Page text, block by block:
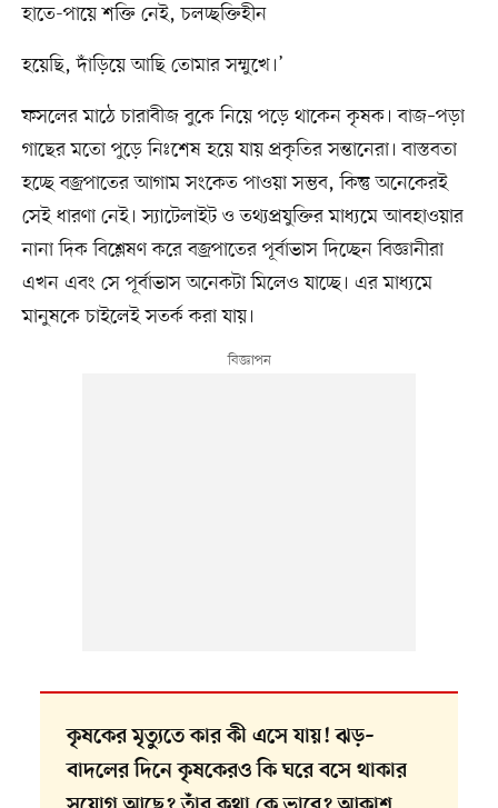
হাতে-পায়ে শক্তি নেই, চলচ্ছক্তিহীন
হয়েছি, দাঁড়িয়ে আছি তোমার সম্মুখে।’
ফসলের মাঠে চারাবীজ বুকে নিয়ে পড়ে থাকেন কৃষক। বাজ–পড়া
গাছের মতো পুড়ে নিঃশেষ হয়ে যায় প্রকৃতির সন্তানেরা। বাস্তবতা
হচ্ছে বজ্রপাতের আগাম সংকেত পাওয়া সম্ভব, কিন্তু অনেকেরই
সেই ধারণা নেই। স্যাটেলাইট ও তথ্যপ্রযুক্তির মাধ্যমে আবহাওয়ার
নানা দিক বিশ্লেষণ করে বজ্রপাতের পূর্বাভাস দিচ্ছেন বিজ্ঞানীরা
এখন এবং সে পূর্বাভাস অনেকটা মিলেও যাচ্ছে। এর মাধ্যমে
মানুষকে চাইলেই সতর্ক করা যায়।
কৃষকের মৃত্যুতে কার কী এসে যায়! ঝড়–
বাদলের দিনে কৃষকেরও কি ঘরে বসে থাকার